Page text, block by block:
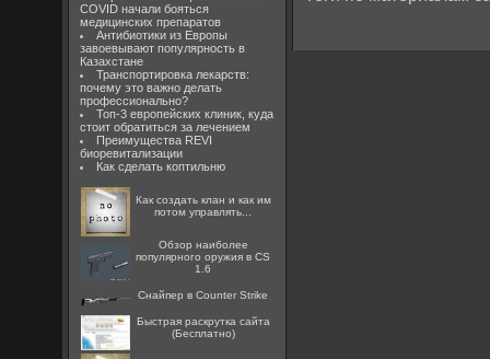
COVID начали бояться
медицинских препаратов
Антибиотики из Европы
завоевывают популярность в
Казахстане
Транспортировка лекарств:
почему это важно делать
профессионально?
Топ-3 европейских клиник, куда
стоит обратиться за лечением
Преимущества REVI
биоревитализации
Как сделать коптильню
Как создать клан и как им
потом управлять...
Обзор наиболее
популярного оружия в CS
1.6
Снайпер в Counter Strike
Быстрая раскрутка сайта
(Бесплатно)